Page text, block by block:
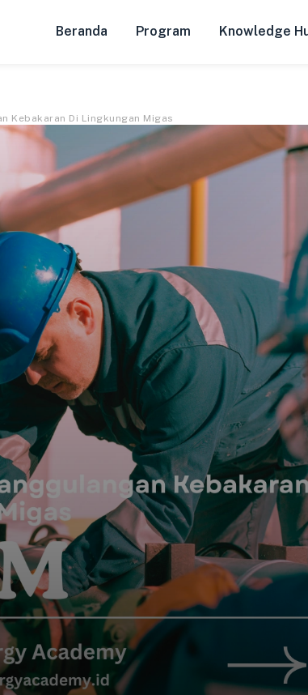
Beranda Program Knowledge
Kebakaran Di Lingkungan Migas